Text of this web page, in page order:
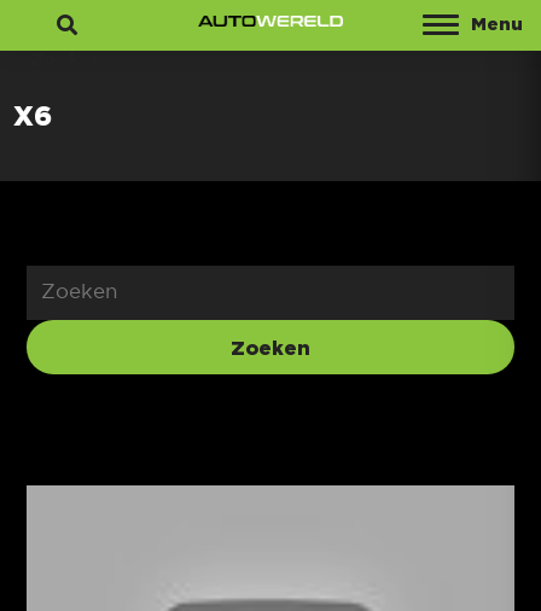
Menu
X6